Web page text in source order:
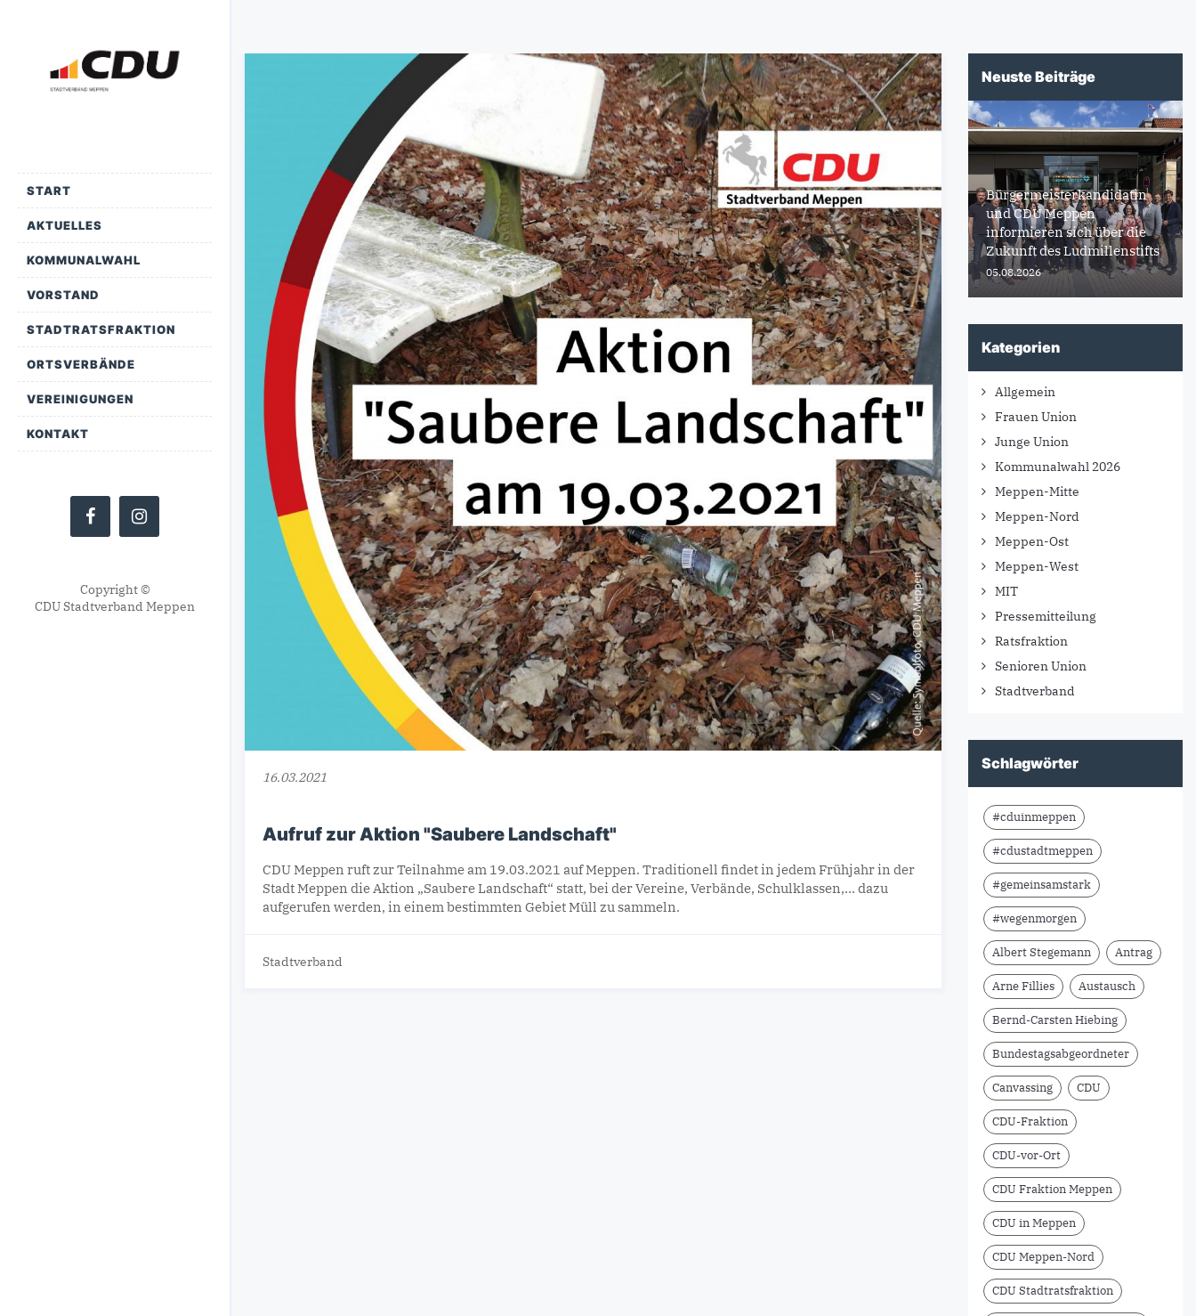
START
AKTUELLES
KOMMUNALWAHL
VORSTAND
STADTRATSFRAKTION
ORTSVERBÄNDE
VEREINIGUNGEN
KONTAKT
Copyright ©
CDU Stadtverband Meppen
16.03.2021
Aufruf zur Aktion "Saubere Landschaft"
CDU Meppen ruft zur Teilnahme am 19.03.2021 auf Meppen. Traditionell findet in jedem Frühjahr in der
Stadt Meppen die Aktion „Saubere Landschaft“ statt, bei der Vereine, Verbände, Schulklassen,... dazu
aufgerufen werden, in einem bestimmten Gebiet Müll zu sammeln.
Stadtverband
Neuste Beiträge
Bürgermeisterkandidatin
und CDU Meppen
informieren sich über die
Zukunft des Ludmillenstifts
05.08.2026
Kategorien
Allgemein
Frauen Union
Junge Union
Kommunalwahl 2026
Meppen-Mitte
Meppen-Nord
Meppen-Ost
Meppen-West
MIT
Pressemitteilung
Ratsfraktion
Senioren Union
Stadtverband
Schlagwörter
#cduinmeppen
#cdustadtmeppen
#gemeinsamstark
#wegenmorgen
Albert Stegemann Antrag
Arne Fillies Austausch
Bernd-Carsten Hiebing
Bundestagsabgeordneter
Canvassing CDU
CDU-Fraktion
CDU-vor-Ort
CDU Fraktion Meppen
CDU in Meppen
CDU Meppen-Nord
CDU Stadtratsfraktion